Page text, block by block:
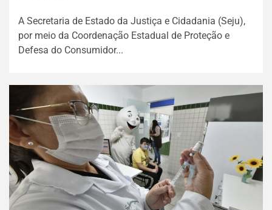
A Secretaria de Estado da Justiça e Cidadania (Seju),
por meio da Coordenação Estadual de Proteção e
Defesa do Consumidor...